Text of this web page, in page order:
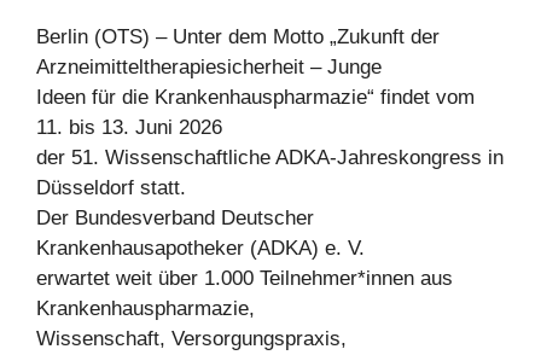
Berlin (OTS) – Unter dem Motto „Zukunft der
Arzneimitteltherapiesicherheit – Junge
Ideen für die Krankenhauspharmazie“ findet vom
11. bis 13. Juni 2026
der 51. Wissenschaftliche ADKA-Jahreskongress in
Düsseldorf statt.
Der Bundesverband Deutscher
Krankenhausapotheker (ADKA) e. V.
erwartet weit über 1.000 Teilnehmer*innen aus
Krankenhauspharmazie,
Wissenschaft, Versorgungspraxis,